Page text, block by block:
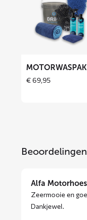
Motorwaspakket
€69,95
Beoordelingen
Alfa Motorhoes
Zeermooie en
Dankjewel.